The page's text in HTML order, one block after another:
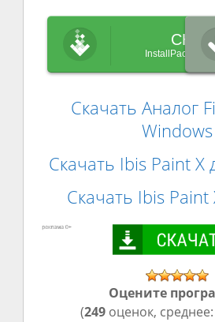
Скачать Аналог
Windows
Скачать Ibis Paint X
Скачать Ibis Paint
Оцените
(249 оценок,